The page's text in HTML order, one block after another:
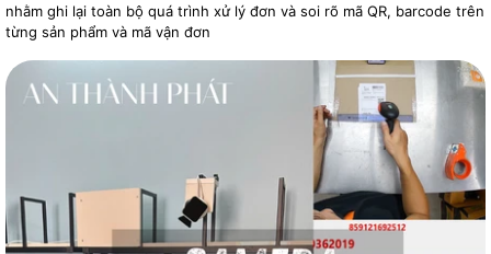
nhằm ghi lại toàn bộ quá trình xử lý đơn và soi rõ mã QR, barcode trên
từng sản phẩm và mã vận đơn